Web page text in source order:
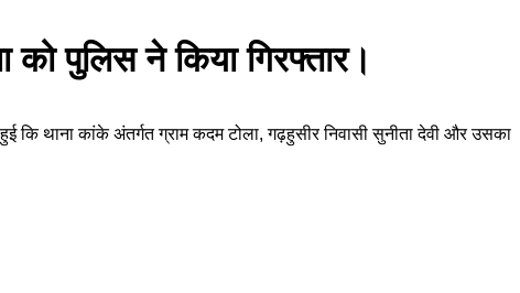
पुलिस ने किया गिरफ्तार।
कि थाना कांके अंतर्गत ग्राम कदम टोला, गढ़हुसीर निवासी सुनीता देवी और उसका